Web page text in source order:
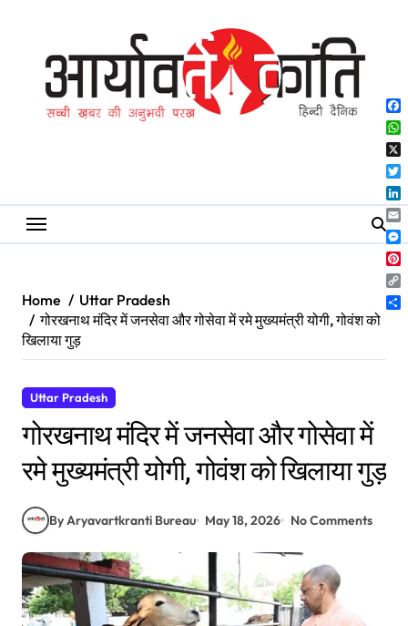
Home
Uttar Pradesh
गोरखनाथ मंदिर में जनसेवा और गोसेवा में रमे मुख्यमंत्री योगी, गोवंश को
खिलाया गुड़
Uttar Pradesh
गोरखनाथ मंदिर में जनसेवा और गोसेवा में
रमे मुख्यमंत्री योगी, गोवंश को खिलाया गुड़
By Aryavartkranti Bureau May 18, 2026 No Comments
X